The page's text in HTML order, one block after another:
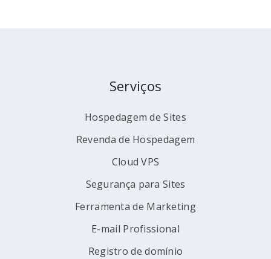
Serviços
Hospedagem de Sites
Revenda de Hospedagem
Cloud VPS
Segurança para Sites
Ferramenta de Marketing
E-mail Profissional
Registro de domínio